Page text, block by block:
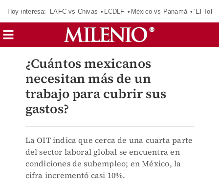
Hoy interesa: LAFC vs Chivas LCDLF México vs Panamá ‘El
¿Cuántos mexicanos
necesitan más de un
trabajo para cubrir sus
gastos?
La OIT indica que cerca de una cuarta parte
del sector laboral global se encuentra en
condiciones de subempleo; en México, la
cifra incrementó casi 10%.